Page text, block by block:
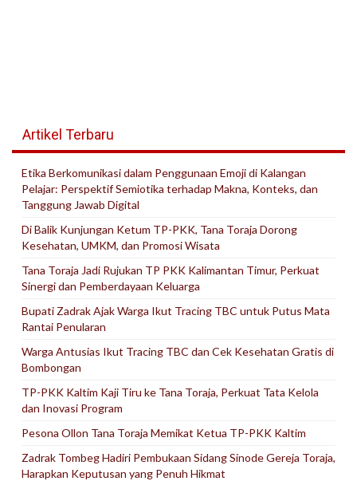
Artikel Terbaru
Etika Berkomunikasi dalam Penggunaan Emoji di Kalangan
Pelajar: Perspektif Semiotika terhadap Makna, Konteks, dan
Tanggung Jawab Digital
Di Balik Kunjungan Ketum TP-PKK, Tana Toraja Dorong
Kesehatan, UMKM, dan Promosi Wisata
Tana Toraja Jadi Rujukan TP PKK Kalimantan Timur, Perkuat
Sinergi dan Pemberdayaan Keluarga
Bupati Zadrak Ajak Warga Ikut Tracing TBC untuk Putus Mata
Rantai Penularan
Warga Antusias Ikut Tracing TBC dan Cek Kesehatan Gratis di
Bombongan
TP-PKK Kaltim Kaji Tiru ke Tana Toraja, Perkuat Tata Kelola
dan Inovasi Program
Pesona Ollon Tana Toraja Memikat Ketua TP-PKK Kaltim
Zadrak Tombeg Hadiri Pembukaan Sidang Sinode Gereja Toraja,
Harapkan Keputusan yang Penuh Hikmat